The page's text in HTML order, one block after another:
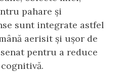
pahare și
sunt integrate astfel
aerisit și ușor de
pentru a reduce